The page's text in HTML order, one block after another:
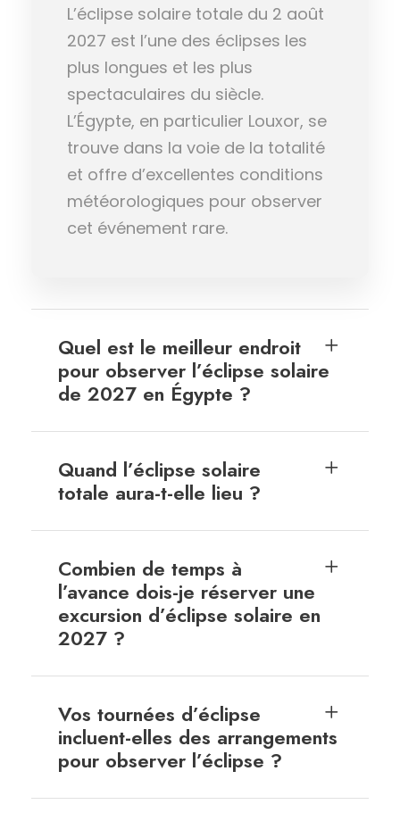
L’éclipse solaire totale du 2 août
2027 est l’une des éclipses les
plus longues et les plus
spectaculaires du siècle.
L’Égypte, en particulier Louxor, se
trouve dans la voie de la totalité
et offre d’excellentes conditions
météorologiques pour observer
cet événement rare.
Quel est le meilleur endroit
pour observer l’éclipse solaire
de 2027 en Égypte ?
Quand l’éclipse solaire
totale aura-t-elle lieu ?
Combien de temps à
l’avance dois-je réserver une
excursion d’éclipse solaire en
2027 ?
Vos tournées d’éclipse
incluent-elles des arrangements
pour observer l’éclipse ?